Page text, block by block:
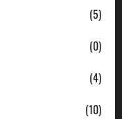
(5)
(0)
(4)
(10)